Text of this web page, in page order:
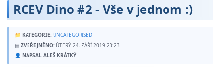
RCEV Dino #2 - Vše v jednom :)
📁 KATEGORIE: UNCATEGORISED
▤ ZVEŘEJNĚNO: ÚTERÝ 24. ZÁŘÍ 2019 20:23
👤 NAPSAL ALEŠ KRÁTKÝ